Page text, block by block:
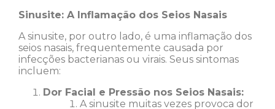
Sinusite: A Inflamação dos Seios Nasais
A sinusite, por outro lado, é uma inflamação dos
seios nasais, frequentemente causada por
infecções bacterianas ou virais. Seus sintomas
incluem:
Dor Facial e Pressão nos Seios Nasais:
A sinusite muitas vezes provoca dor